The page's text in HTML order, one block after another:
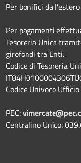
Per bonifici dall'estero
Per pagamenti
Tesoreria Unica
girofondi tra Enti:
Codice di Tesoreria
Codice Univoco
PEC:
Centralino Unico: